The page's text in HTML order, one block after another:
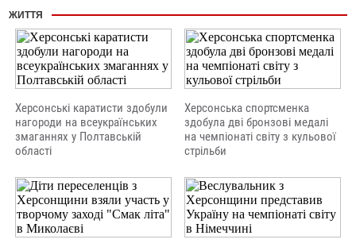
ЖИТТЯ
Херсонські каратисти здобули
нагороди на всеукраїнських
змаганнях у Полтавській
області
Херсонська спортсменка
здобула дві бронзові медалі
на чемпіонаті світу з кульової
стрільби